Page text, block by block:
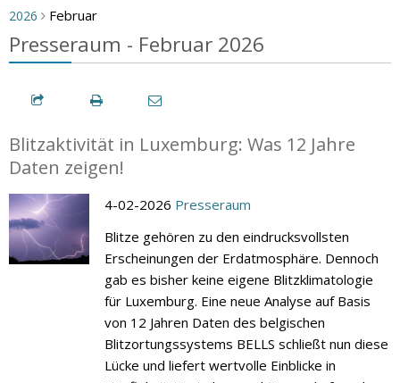
2026 > Februar
Presseraum - Februar 2026
Blitzaktivität in Luxemburg: Was 12 Jahre
Daten zeigen!
4-02-2026 Presseraum
Blitze gehören zu den eindrucksvollsten
Erscheinungen der Erdatmosphäre. Dennoch
gab es bisher keine eigene Blitzklimatologie
für Luxemburg. Eine neue Analyse auf Basis
von 12 Jahren Daten des belgischen
Blitzortungssystems BELLS schließt nun diese
Lücke und liefert wertvolle Einblicke in